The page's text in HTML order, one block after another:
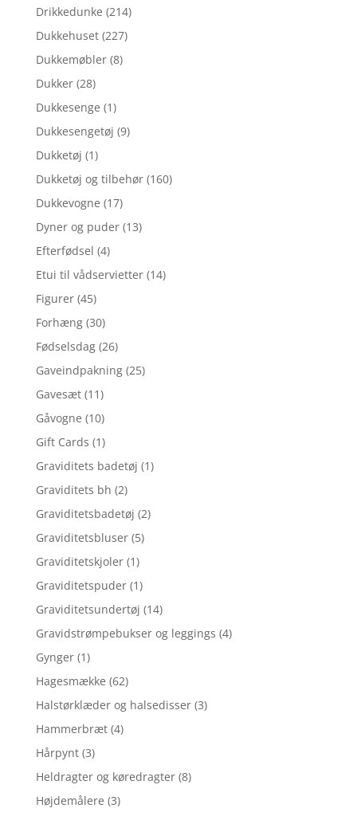
Drikkedunke (214)
Dukkehuset (227)
Dukkemøbler (8)
Dukker (28)
Dukkesenge (1)
Dukkesengetøj (9)
Dukketøj (1)
Dukketøj og tilbehør (160)
Dukkevogne (17)
Dyner og puder (13)
Efterfødsel (4)
Etui til vådservietter (14)
Figurer (45)
Forhæng (30)
Fødselsdag (26)
Gaveindpakning (25)
Gavesæt (11)
Gåvogne (10)
Gift Cards (1)
Graviditets badetøj (1)
Graviditets bh (2)
Graviditetsbadetøj (2)
Graviditetsbluser (5)
Graviditetskjoler (1)
Graviditetspuder (1)
Graviditetsundertøj (14)
Gravidstrømpebukser og leggings (4)
Gynger (1)
Hagesmække (62)
Halstørklæder og halsedisser (3)
Hammerbræt (4)
Hårpynt (3)
Heldragter og køredragter (8)
Højdemålere (3)